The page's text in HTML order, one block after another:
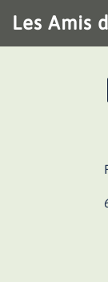
au
contenu
Les Amis